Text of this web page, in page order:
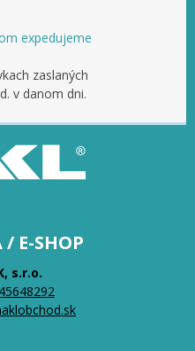
expedujeme
zaslaných
v danom dni.
/ E-SHOP
s.r.o.